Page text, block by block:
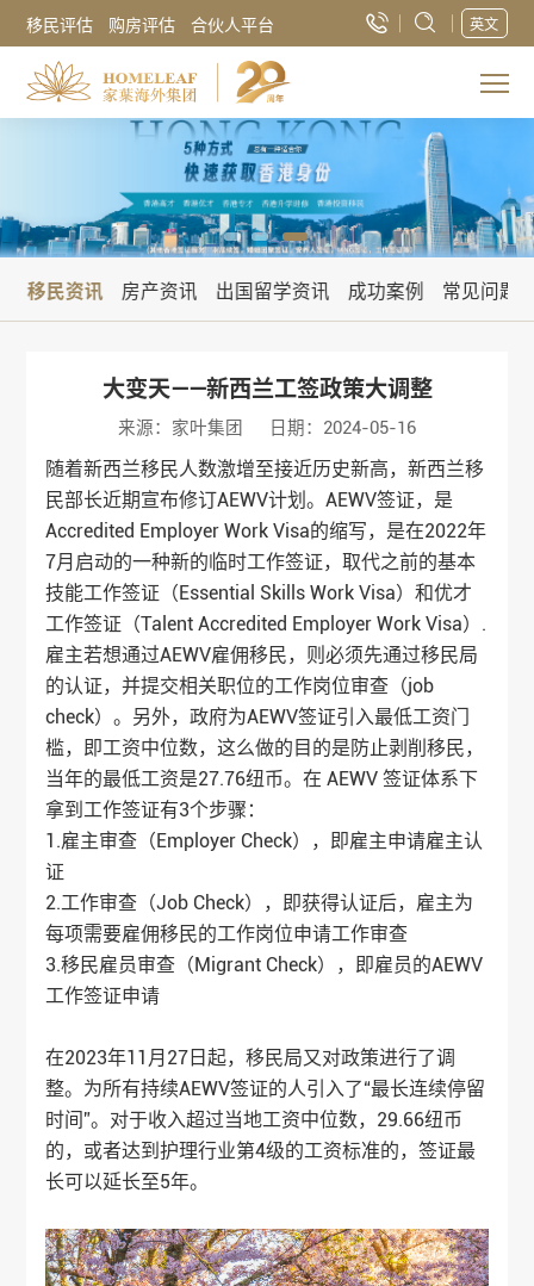
移民评估 购房评估 合伙人平台 英文
移民资讯 房产资讯 出国留学资讯 成功案例 常见问题
大变天——新西兰工签政策大调整
来源：家叶集团 日期：2024-05-16
随着新西兰移民人数激增至接近历史新高，新西兰移
民部长近期宣布修订AEWV计划。AEWV签证，是
Accredited Employer Work Visa的缩写，是在2022年
7月启动的一种新的临时工作签证，取代之前的基本
技能工作签证（Essential Skills Work Visa）和优才
工作签证（Talent Accredited Employer Work Visa）.
雇主若想通过AEWV雇佣移民，则必须先通过移民局
的认证，并提交相关职位的工作岗位审查（job
check）。另外，政府为AEWV签证引入最低工资门
槛，即工资中位数，这么做的目的是防止剥削移民，
当年的最低工资是27.76纽币。在 AEWV 签证体系下
拿到工作签证有3个步骤：
1.雇主审查（Employer Check），即雇主申请雇主认
证
2.工作审查（Job Check），即获得认证后，雇主为
每项需要雇佣移民的工作岗位申请工作审查
3.移民雇员审查（Migrant Check），即雇员的AEWV
工作签证申请
在2023年11月27日起，移民局又对政策进行了调
整。为所有持续AEWV签证的人引入了“最长连续停留
时间”。对于收入超过当地工资中位数，29.66纽币
的，或者达到护理行业第4级的工资标准的，签证最
长可以延长至5年。